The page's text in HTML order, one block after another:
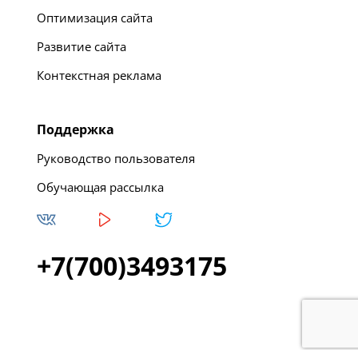
Оптимизация сайта
Развитие сайта
Контекстная реклама
Поддержка
Руководство пользователя
Обучающая рассылка
+7(700)3493175